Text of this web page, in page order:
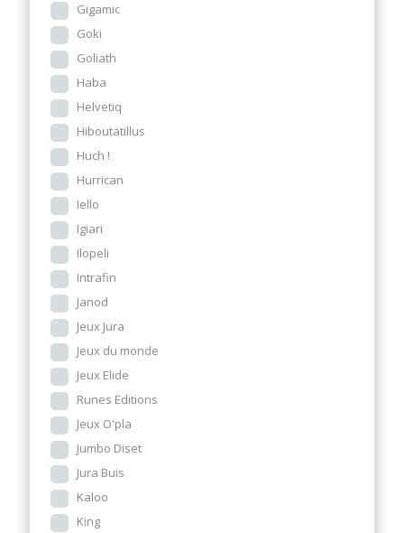
Gigamic
Goki
Goliath
Haba
Helvetiq
Hiboutatillus
Huch !
Hurrican
Iello
Igiari
Ilopeli
Intrafin
Janod
Jeux Jura
Jeux du monde
Jeux Elide
Runes Editions
Jeux O'pla
Jumbo Diset
Jura Buis
Kaloo
King